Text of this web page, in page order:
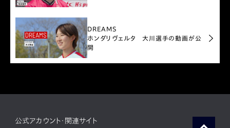
DREAMS
ホンダリヴェルタ 大川選手の動画が公
開
公式アカウント・関連サイト